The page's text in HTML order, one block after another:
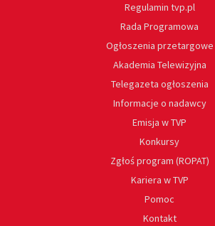
Regulamin tvp.pl
Rada Programowa
Ogłoszenia przetargowe
Akademia Telewizyjna
Telegazeta ogłoszenia
Informacje o nadawcy
Emisja w TVP
Konkursy
Zgłoś program (ROPAT)
Kariera w TVP
Pomoc
Kontakt